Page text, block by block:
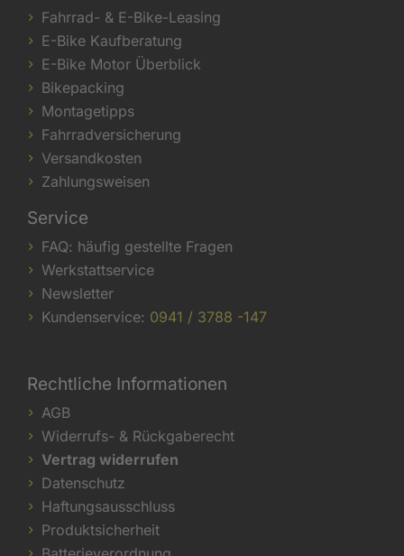
Fahrrad- & E-Bike-Leasing
E-Bike Kaufberatung
E-Bike Motor Überblick
Bikepacking
Montagetipps
Fahrradversicherung
Versandkosten
Zahlungsweisen
Service
FAQ: häufig gestellte Fragen
Werkstattservice
Newsletter
Kundenservice: 0941 / 3788 -147
Rechtliche Informationen
AGB
Widerrufs- & Rückgaberecht
Vertrag widerrufen
Datenschutz
Haftungsausschluss
Produktsicherheit